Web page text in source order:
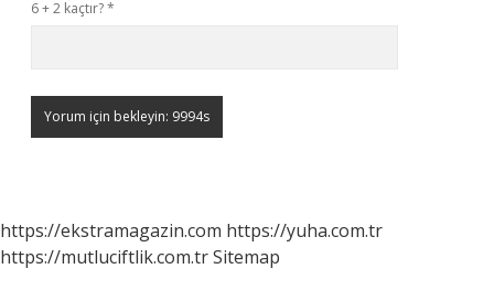
6 + 2 kaçtır?*
https://ekstramagazin.com https://yuha.com.tr
https://mutluciftlik.com.trSitemap